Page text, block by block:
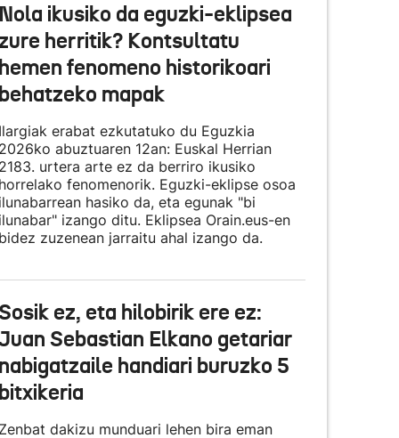
ikusiko da eguzki-eklipsea
herritik? Kontsultatu
fenomeno historikoari
mapak
erabat ezkutatuko du Eguzkia
abuztuaren 12an: Euskal Herrian
urtera arte ez da berriro ikusiko
fenomenorik. Eguzki-eklipse osoa
hasiko da, eta egunak "bi
izango ditu. Eklipsea Orain.eus-en
zuzenean jarraitu ahal izango da.
ez, eta hilobirik ere ez:
Sebastian Elkano getariar
handiari buruzko 5
dakizu munduari lehen bira eman